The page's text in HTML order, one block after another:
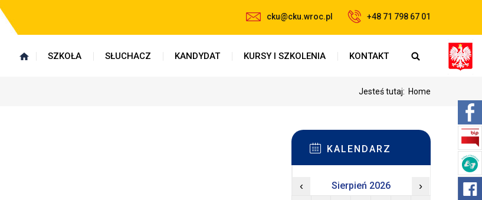
cku@cku.wroc.pl +48 71 798 67 01
SZKOŁA SŁUCHACZ KANDYDAT KURSY I SZKOLENIA KONTAKT
Jesteś tutaj: Home
KALENDARZ
‹ Sierpień 2026 ›